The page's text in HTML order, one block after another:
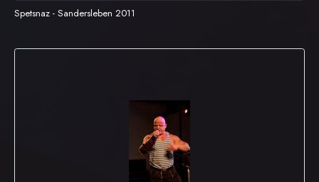
Spetsnaz - Sandersleben 2011